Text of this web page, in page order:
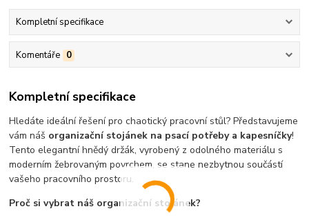
Kompletní specifikace
Komentáře 0
Kompletní specifikace
Hledáte ideální řešení pro chaotický pracovní stůl? Představujeme
vám náš organizační stojánek na psací potřeby a kapesníčky!
Tento elegantní hnědý držák, vyrobený z odolného materiálu s
moderním žebrovaným povrchem, se stane nezbytnou součástí
vašeho pracovního prostoru.
Proč si vybrat náš organizační stojánek?